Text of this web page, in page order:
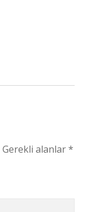
Gerekli alanlar*